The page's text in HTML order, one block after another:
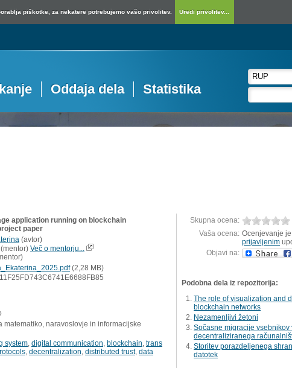
piškotke, za nekatere potrebujemo vašo privolitev. Uredi privolitev...
Oddaja dela Statistika
application running on blockchain
paper
(avtor)
(mentor) Več o mentorju...
)
(2,28 MB)
matematiko, naravoslovje in informacijske
system digital communication blockchain trans
decentralization distributed trust, data
Skupna ocena:
Vaša ocena: Ocenjevanje
prijavljenim
Objavi na:
Podobna dela iz repozitorija:
The role of visualization and
blockchain networks
Nezamenljivi žetoni
Sočasne migracije vsebnikov
decentraliziranega
Storitev porazdeljenega
datotek